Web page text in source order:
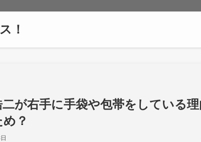
！
二が右手に手袋や包帯をしている
？